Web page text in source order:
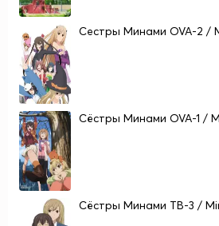
Сестры Минами OVA-2 /
Сёстры Минами OVA-1 /
Сёстры Минами ТВ-3 /